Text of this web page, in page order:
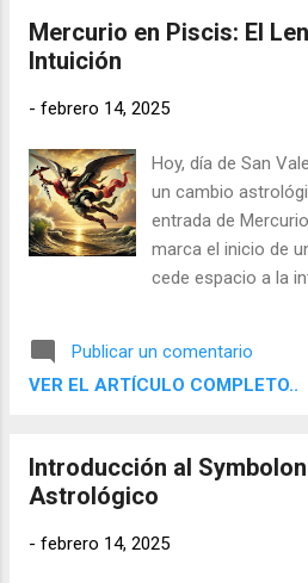
universales. Lejos
comprendida como
cuerpo.
Mercurio en Piscis: El
Intuición
- febrero 14, 2025
Hoy, día de San
un cambio
entrada de
marca el inicio de
cede espacio a la
el planeta del
comunicación,
es simbólico y la
través de
razonamientos.
Publicar un comentario
VER EL ARTÍCULO COMPLETO..
Introducción al
Astrológico
- febrero 14, 2025